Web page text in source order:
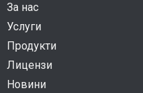
За нас
Услуги
Продукти
Лицензи
Новини